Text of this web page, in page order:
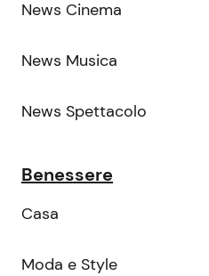
News Cinema
News Musica
News Spettacolo
Benessere
Casa
Moda e Style